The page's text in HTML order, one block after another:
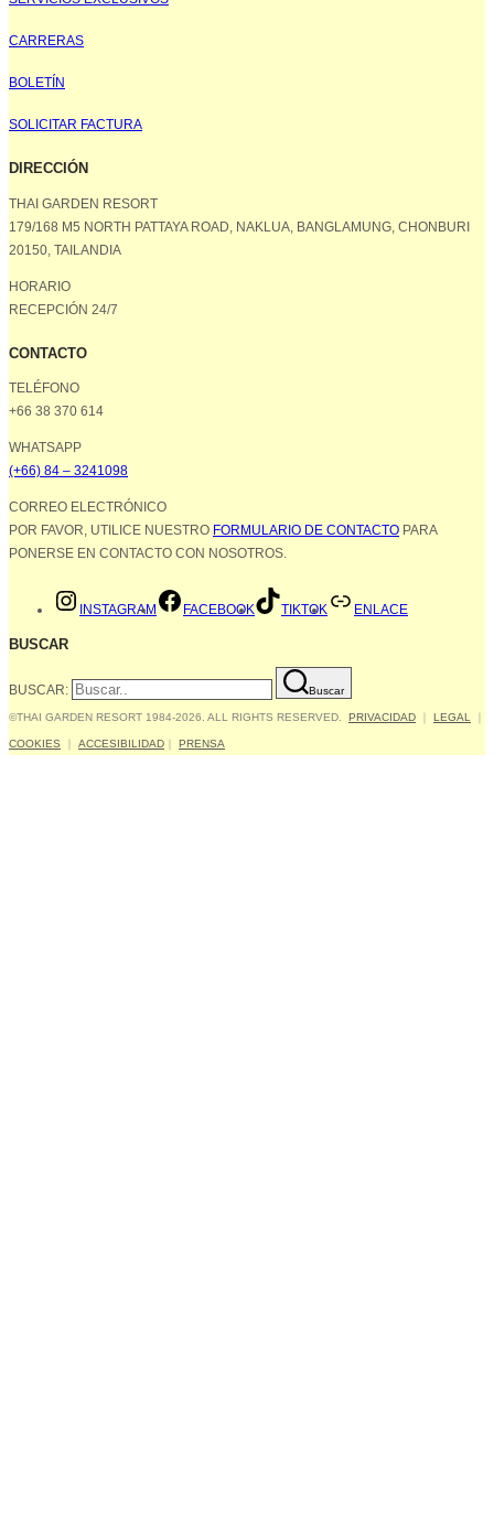
CARRERAS
BOLETÍN
SOLICITAR FACTURA
DIRECCIÓN
THAI GARDEN RESORT
179/168 M5 NORTH PATTAYA ROAD, NAKLUA, BANGLAMUNG, CHONBURI
20150, TAILANDIA
HORARIO
RECEPCIÓN 24/7
CONTACTO
TELÉFONO
+66 38 370 614
WHATSAPP
(+66) 84 – 3241098
CORREO ELECTRÓNICO
POR FAVOR, UTILICE NUESTRO FORMULARIO DE CONTACTO PARA
PONERSE EN CONTACTO CON NOSOTROS.
INSTAGRAM FACEBOOK TIKTOK ENLACE
BUSCAR
BUSCAR: Buscar
©THAI GARDEN RESORT 1984-2026. ALL RIGHTS RESERVED. PRIVACIDAD LEGAL
COOKIES ACCESIBILIDAD PRENSA